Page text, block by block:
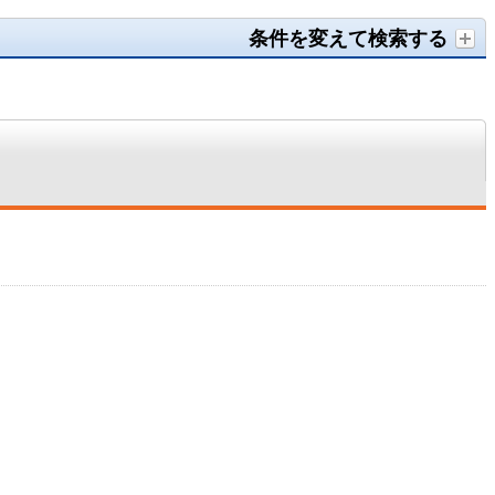
条件を変えて検索する